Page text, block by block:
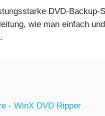
DVD-
wie man einfach
- WinX DVD Ripper